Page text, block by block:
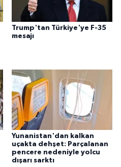
Trump'tan Türkiye'ye F-35
mesajı
Yunanistan'dan kalkan
uçakta dehşet: Parçalanan
pencere nedeniyle yolcu
dışarı sarktı